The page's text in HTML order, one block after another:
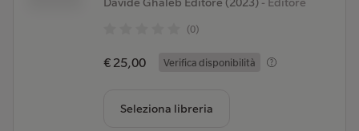
(0)
€ 25,00 Verifica disponibilità
Seleziona libreria